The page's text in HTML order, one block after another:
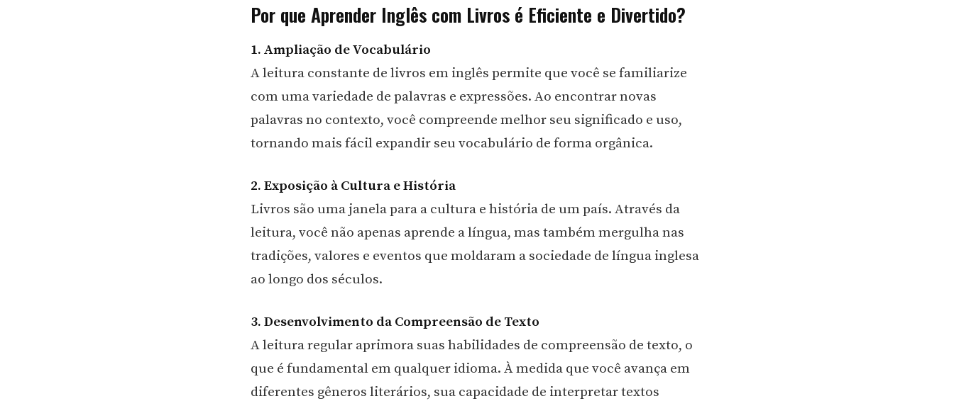
Por que Aprender Inglês com Livros é Eficiente e Divertido?
1. Ampliação de Vocabulário
A leitura constante de livros em inglês permite que você se familiarize
com uma variedade de palavras e expressões. Ao encontrar novas
palavras no contexto, você compreende melhor seu significado e uso,
tornando mais fácil expandir seu vocabulário de forma orgânica.
2. Exposição à Cultura e História
Livros são uma janela para a cultura e história de um país. Através da
leitura, você não apenas aprende a língua, mas também mergulha nas
tradições, valores e eventos que moldaram a sociedade de língua inglesa
ao longo dos séculos.
3. Desenvolvimento da Compreensão de Texto
A leitura regular aprimora suas habilidades de compreensão de texto, o
que é fundamental em qualquer idioma. À medida que você avança em
diferentes gêneros literários, sua capacidade de interpretar textos